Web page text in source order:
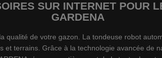
SUR INTERNET POUR
GARDENA
qualité de votre gazon. La tondeuse robot
terrains. Grâce à la technologie avancée de